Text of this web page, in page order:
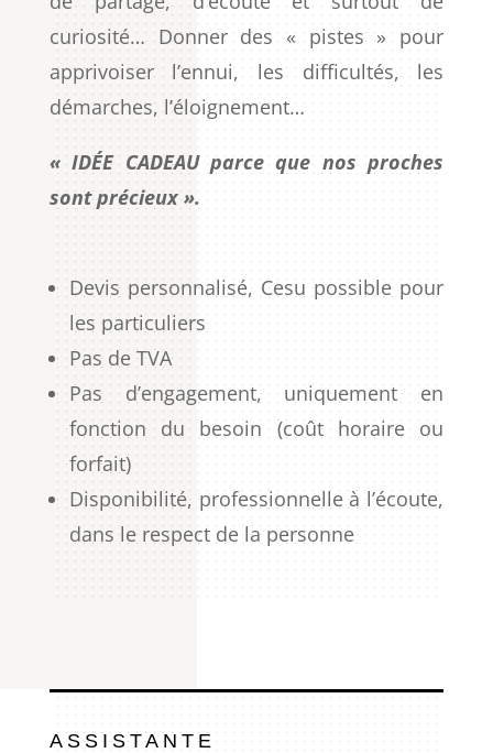
curiosité… Donner des « pistes » pour
apprivoiser l’ennui, les difficultés, les
démarches, l’éloignement…
« IDÉE CADEAU parce que nos proches
sont précieux ».
Devis personnalisé, Cesu possible pour
les particuliers
Pas de TVA
Pas d’engagement, uniquement en
fonction du besoin (coût horaire ou
forfait)
Disponibilité, professionnelle à l’écoute,
dans le respect de la personne
ASSISTANTE